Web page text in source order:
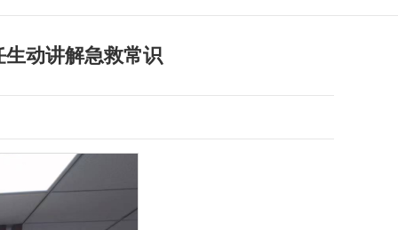
动讲解急救常识